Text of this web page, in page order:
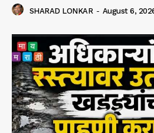
SHARAD LONKAR - August 6,